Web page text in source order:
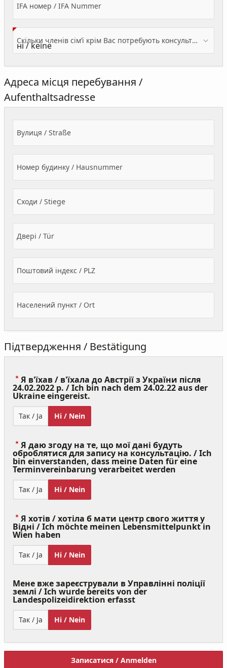
IFA номер / IFA Nummer
Скільки членів сім’ї крім Вас потребують консультації? / Wieviele Familienmitglieder brauchen Beratung - zusätzlich zu Ihnen?
Адреса місця перебування /
Aufenthaltsadresse
Вулиця / Straße
Номер будинку / Hausnummer
Сходи / Stiege
Двері / Tür
Поштовий індекс / PLZ
Населений пункт / Ort
Підтвердження / Bestätigung
Я в'їхав / в'їхала до Австрії з України після
24.02.2022 р. / Ich bin nach dem 24.02.22 aus der
Ukraine eingereist.
Required)
Так / Ja Ні / Nein
Я даю згоду на те, що мої дані будуть
оброблятися для запису на консультацію. / Ich
bin einverstanden, dass meine Daten für eine
Terminvereinbarung verarbeitet werden
Так / Ja Ні / Nein
Я хотів / хотіла б мати центр свого життя у
Відні / Ich möchte meinen Lebensmittelpunkt in
Wien haben
Required)
Так / Ja Ні / Nein
Мене вже зареєстрували в Управлінні поліції
землі / Ich wurde bereits von der
Landespolizeidirektion erfasst
Так / Ja Ні / Nein
Записатися / Anmelden